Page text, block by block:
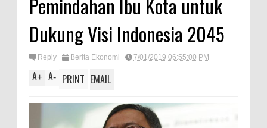
Pemindahan Ibu Kota untuk
Dukung Visi Indonesia 2045
Reply Berita Ekonomi 7/01/2019 06:55:00 PM
A+ A- PRINT EMAIL